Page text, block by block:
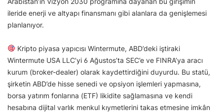
ileride enerji ve altyapı finansmanı gibi alanlara da genişlemesi
planlanıyor.
Kripto piyasa yapıcısı Wintermute, ABD’deki iştiraki
Wintermute USA LLC’yi 6 Ağustos’ta SEC’e ve FINRA’ya aracı
kurum (broker-dealer) olarak kaydettirdiğini duyurdu. Bu statü,
şirketin ABD’de hisse senedi ve opsiyon işlemleri yapmasına,
borsa yatırım fonlarına (ETF) likidite sağlamasına ve kendi
hesabına dijital varlık menkul kıymetlerini takas etmesine imkân